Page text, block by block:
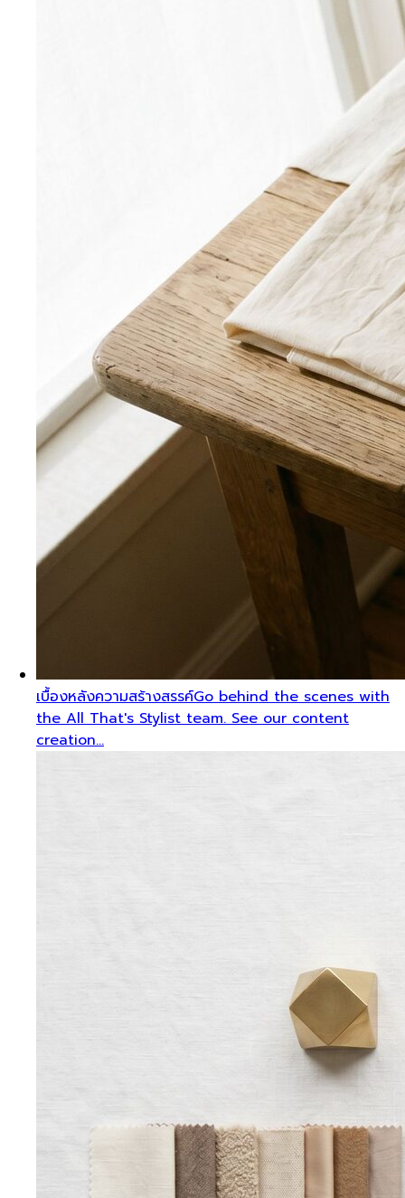
เบื้องหลังความสร้างสรรค์Go behind the scenes with
the All That's Stylist team. See our content
creation…